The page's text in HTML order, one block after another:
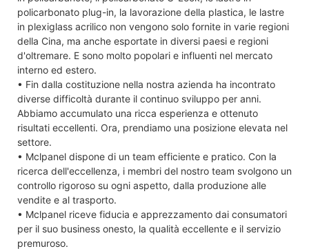
policarbonato plug-in, la lavorazione della plastica, le lastre
in plexiglass acrilico non vengono solo fornite in varie regioni
della Cina, ma anche esportate in diversi paesi e regioni
d'oltremare. E sono molto popolari e influenti nel mercato
interno ed estero.
• Fin dalla costituzione nella nostra azienda ha incontrato
diverse difficoltà durante il continuo sviluppo per anni.
Abbiamo accumulato una ricca esperienza e ottenuto
risultati eccellenti. Ora, prendiamo una posizione elevata nel
settore.
• Mclpanel dispone di un team efficiente e pratico. Con la
ricerca dell'eccellenza, i membri del nostro team svolgono un
controllo rigoroso su ogni aspetto, dalla produzione alle
vendite e al trasporto.
• Mclpanel riceve fiducia e apprezzamento dai consumatori
per il suo business onesto, la qualità eccellente e il servizio
premuroso.